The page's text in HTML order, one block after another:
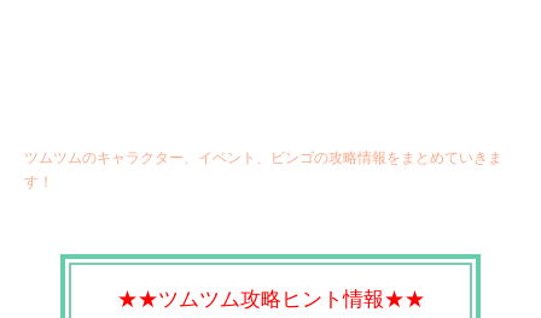
ツムツムのキャラクター、イベント、ビンゴの攻略情報をまとめていきま
す！
★★ツムツム攻略ヒント情報★★